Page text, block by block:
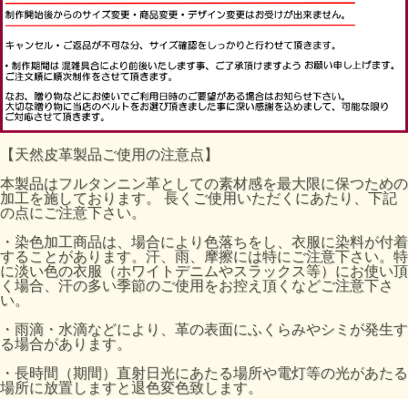
【天然皮革製品ご使用の注意点】
本製品はフルタンニン革としての素材感を最大限に保つための
加工を施しております。 長くご使用いただくにあたり、下記
の点にご注意下さい。
・染色加工商品は、場合により色落ちをし、衣服に染料が付着
することがあります。汗、雨、摩擦には特にご注意下さい。特
に淡い色の衣服（ホワイトデニムやスラックス等）にお使い頂
く場合、汗の多い季節のご使用をお控え頂くなどご注意下さ
い。
・雨滴・水滴などにより、革の表面にふくらみやシミが発生す
る場合があります。
・長時間（期間）直射日光にあたる場所や電灯等の光があたる
場所に放置しますと退色変色致します。